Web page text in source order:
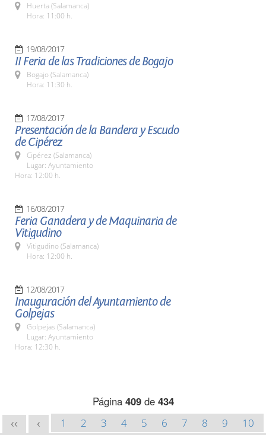
Huerta (Salamanca)
Hora: 11:00 h.
19/08/2017
II Feria de las Tradiciones de Bogajo
Bogajo (Salamanca)
Hora: 11:30 h.
17/08/2017
Presentación de la Bandera y Escudo
de Cipérez
Cipérez (Salamanca)
Lugar: Ayuntamiento
Hora: 12:00 h.
16/08/2017
Feria Ganadera y de Maquinaria de
Vitigudino
Vitigudino (Salamanca)
Hora: 12:00 h.
12/08/2017
Inauguración del Ayuntamiento de
Golpejas
Golpejas (Salamanca)
Lugar: Ayuntamiento
Hora: 12:30 h.
Página 409de 434
<< < 1 2 3 4 5 6 7 8 9
10